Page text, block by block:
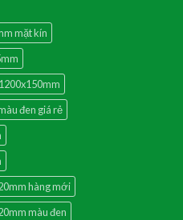
mặt kín
đen giá rẻ
hàng mới
màu đen